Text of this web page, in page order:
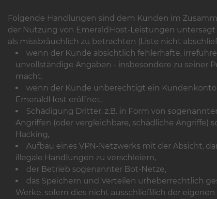
Folgende Handlungen sind dem Kunden im
der Nutzung von EmeraldHost-Leistungen
als missbräuchlich zu betrachten (Liste nicht
wenn der Kunde absichtlich fehlerhafte,
unvollständige Angaben - insbesondere zu seiner
macht,
wenn der Kunde unberechtigt ein
EmeraldHost eröffnet,
Schädigung Dritter, z.B. in Form von
Angriffen (oder vergleichbare, schädliche Angriffe)
Hacking,
Aufbau eines VPN-Netzwerks mit der Absicht,
illegale Handlungen zu verschleiern,
der Betrieb sogenannter Bot-Netze,
das Speichern und Verteilen urheberrechtlich
Werke, sofern dies nicht ausschließlich der eigenen